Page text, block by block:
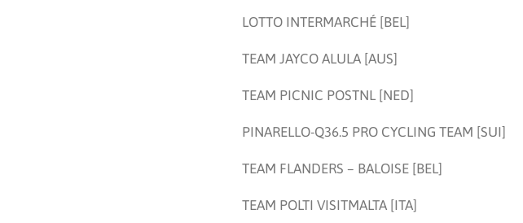
LOTTO INTERMARCHÉ [BEL]
TEAM JAYCO ALULA [AUS]
TEAM PICNIC POSTNL [NED]
PINARELLO-Q36.5 PRO CYCLING TEAM [SUI]
TEAM FLANDERS – BALOISE [BEL]
TEAM POLTI VISITMALTA [ITA]